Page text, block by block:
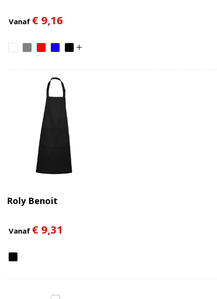
Vanaf € 9,16
Roly Benoit
Vanaf € 9,31